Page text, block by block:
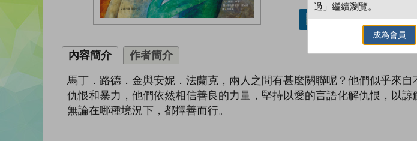
借閱實體書
內容簡介 作者簡介
馬丁．路德．金與安妮．法蘭克，兩人之間有甚麼關聯呢？他們似乎來
仇恨和暴力，他們依然相信善良的力量，堅持以愛的言語化解仇恨，以
無論在哪種境況下，都擇善而行。
過」繼續瀏覽。
成為會員